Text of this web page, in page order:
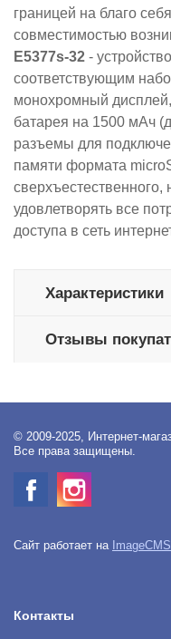
границей на благо
совместимостью
E5377s-32 -
соответствующим
монохромный
батарея на 1500 мАч
разъемы для
памяти формата
удовлетворять все
доступа в сеть
Характеристики
Отзывы
© 2009-2025, Интернет-
Все права защищены.
Сайт работает на ImageCMS
Контакты